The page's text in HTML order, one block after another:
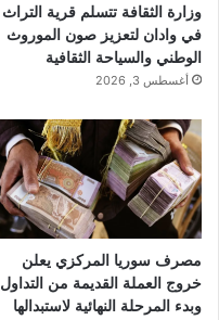
وزارة الثقافة تتسلم قرية التراث
في وادان لتعزيز صون الموروث
الوطني والسياحة الثقافية
أغسطس 3, 2026
مصرف سوريا المركزي يعلن
خروج العملة القديمة من التداول
وبدء المرحلة النهائية لاستبدالها